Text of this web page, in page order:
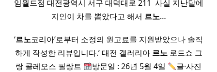
임월드점 대전광역시 서구 대덕대로 211 ​ 사실 지난달에
지인이 차를 뽑았다고 해서 르노…
‘르노코리아’로부터 소정의 원고료를 지원받았으나 솔직
하게 작성한 리뷰입니다.’ 대전 갤러리아 르노로드쇼 그
랑 콜레오스 필랑트
방문일 : 26년 5월 4일
글·사진